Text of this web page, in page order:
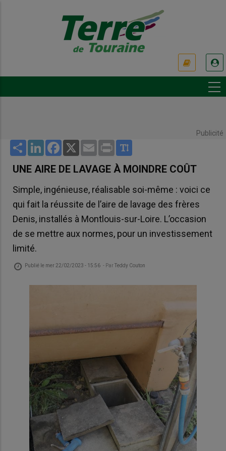
Publicité
Share LinkedInFacebook
X Email Print
UNE AIRE DE LAVAGE À MOINDRE COÛT
Simple, ingénieuse, réalisable soi-même : voici ce
qui fait la réussite de l’aire de lavage des frères
Denis, installés à Montlouis-sur-Loire. L’occasion
de se mettre aux normes, pour un investissement
limité.
Publié le mer 22/02/2023 - 15:56 - ParTeddy Couton